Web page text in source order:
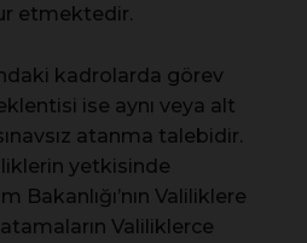
etmektedir.
kadrolarda görev
ise aynı veya alt
atanma talebidir.
yetkisinde
Valiliklere
atamaların Valiliklerce